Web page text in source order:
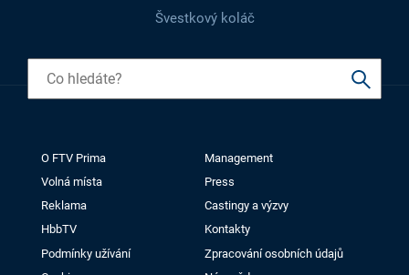
Švestkový koláč
O FTV Prima
Management
Volná místa
Press
Reklama
Castingy a výzvy
HbbTV
Kontakty
Podmínky užívání
Zpracování osobních údajů